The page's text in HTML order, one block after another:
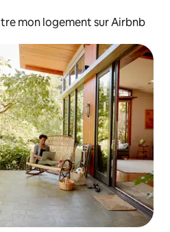
mon logement sur Airbnb